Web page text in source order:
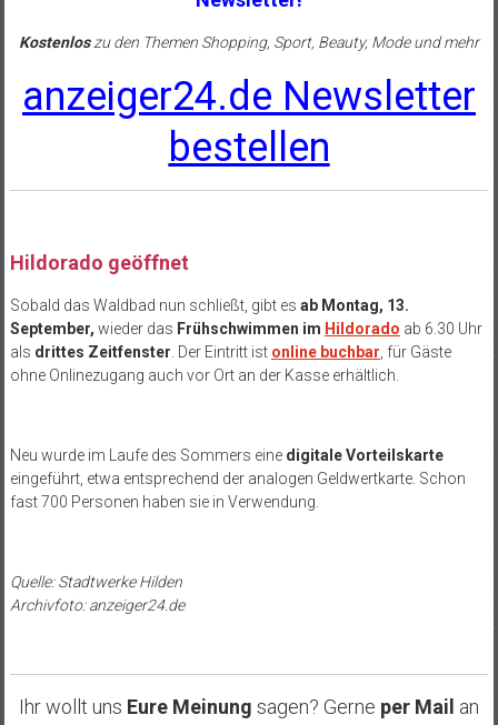
Kostenloszu den Themen Shopping, Sport, Beauty, Mode und mehr
anzeiger24.de Newsletter
bestellen
Hildorado geöffnet
Sobald das Waldbad nun schließt, gibt es ab Montag, 13.
September, wieder das Frühschwimmen im Hildorado ab 6.30 Uhr
als drittes Zeitfenster . Der Eintritt ist online buchbar , für Gäste
ohne Onlinezugang auch vor Ort an der Kasse erhältlich.
Neu wurde im Laufe des Sommers eine digitale Vorteilskarte
eingeführt, etwa entsprechend der analogen Geldwertkarte. Schon
fast 700 Personen haben sie in Verwendung.
Quelle: Stadtwerke Hilden
Archivfoto: anzeiger24.de
Ihr wollt uns Eure Meinung sagen? Gerne per Mail an